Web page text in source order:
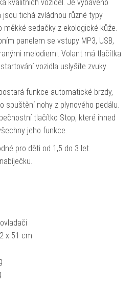
kvalitních vozidel. Je vybaveno
jsou tichá zvládnou různé typy
měkké sedačky z ekologické kůže.
panelem se vstupy MP3, USB,
melodiemi. Volant má tlačítka
vozidla uslyšíte zvuky
funkce automatické brzdy,
spuštění nohy z plynového pedálu.
tlačítko Stop, které ihned
jeho funkce.
pro děti od 1,5 do 3 let.
x 51 cm